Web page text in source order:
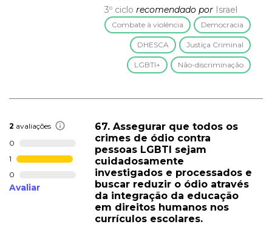
3º ciclo recomendado por Israel
Combate à violência Democracia
DHESCA Justiça Criminal
LGBTI+ Não-discriminação
2 avaliações
0
1
0
Avaliar
67. Assegurar que todos os
crimes de ódio contra
pessoas LGBTI sejam
cuidadosamente
investigados e processados e
buscar reduzir o ódio através
da integração da educação
em direitos humanos nos
currículos escolares.